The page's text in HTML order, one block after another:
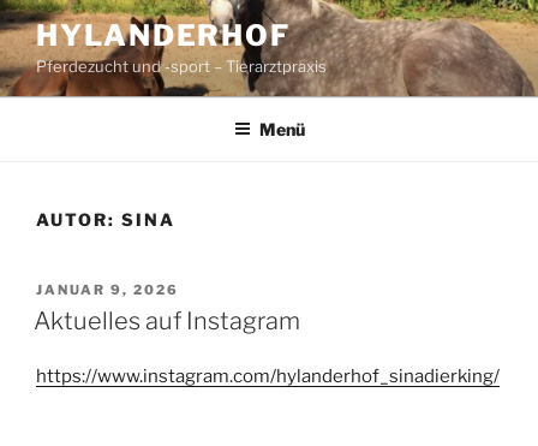
Zum
Inhalt
springen
HYLANDERHOF
Pferdezucht und -sport – Tierarztpraxis
Menü
AUTOR: SINA
VERÖFFENTLICHT
AM
JANUAR 9, 2026
Aktuelles auf Instagram
https://www.instagram.com/hylanderhof_sinadierking/